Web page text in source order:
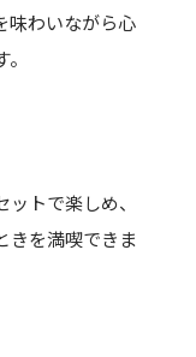
味わいながら心
トで楽しめ、
きを満喫できま